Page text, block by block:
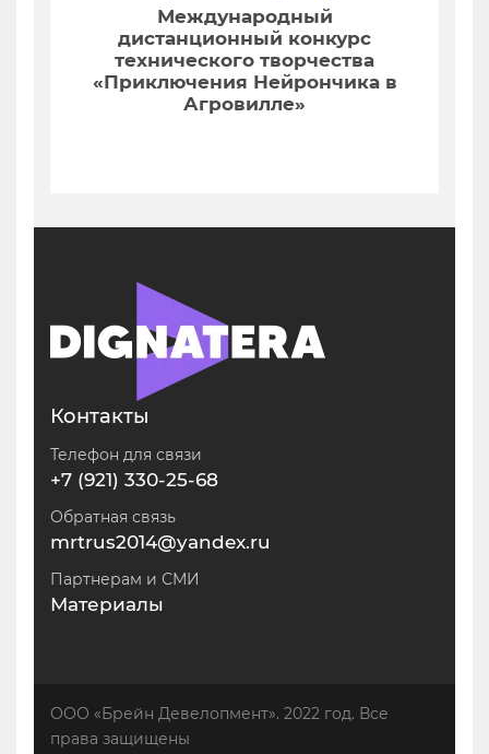
Международный
дистанционный конкурс
технического творчества
«Приключения Нейрончика в
Агровилле»
Контакты
Телефон для связи
+7 (921) 330-25-68
Обратная связь
mrtrus2014@yandex.ru
Партнерам и СМИ
Материалы
ООО «Брейн Девелопмент». 2022 год. Все
права защищены